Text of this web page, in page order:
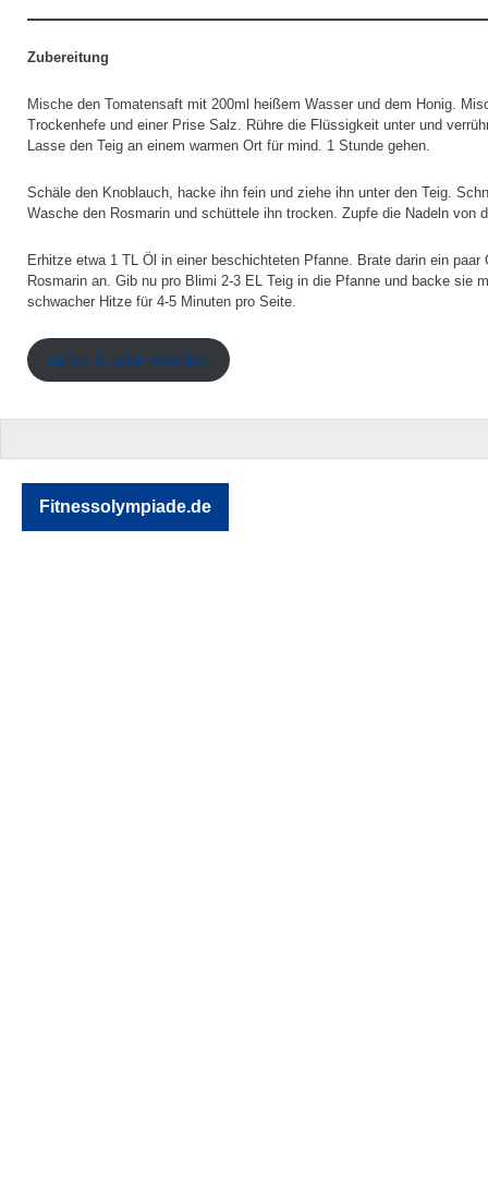
Zubereitung
Mische den Tomatensaft mit 200ml heißem Wasser und dem Honig.
Trockenhefe und einer Prise Salz. Rühre die Flüssigkeit unter und
Lasse den Teig an einem warmen Ort für mind. 1 Stunde gehen.
Schäle den Knoblauch, hacke ihn fein und ziehe ihn unter den Teig.
Wasche den Rosmarin und schüttele ihn trocken. Zupfe die Nadeln von
Erhitze etwa 1 TL Öl in einer beschichteten Pfanne. Brate darin ein paar
Rosmarin an. Gib nu pro Blimi 2-3 EL Teig in die Pfanne und backe sie
schwacher Hitze für 4-5 Minuten pro Seite.
zurück zu allen Rezepten
Fitnessolympiade.de